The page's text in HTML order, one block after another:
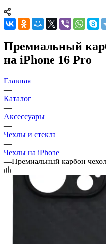
Премиальный
на iPhone 16 Pro
Главная
—
Каталог
—
Аксессуары
—
Чехлы и стекла
—
Чехлы на iPhone
—Премиальный карбон